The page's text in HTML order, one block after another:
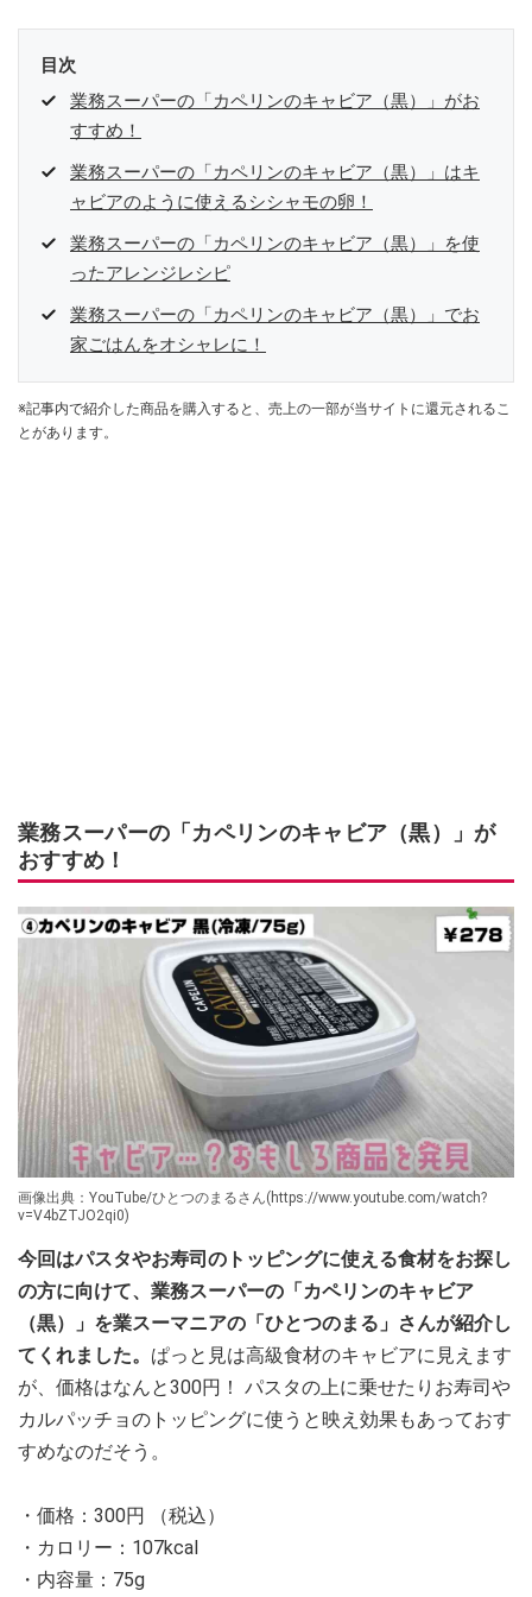
目次
業務スーパーの「カペリンのキャビア（黒）」がお
すすめ！
業務スーパーの「カペリンのキャビア（黒）」はキ
ャビアのように使えるシシャモの卵！
業務スーパーの「カペリンのキャビア（黒）」を使
ったアレンジレシピ
業務スーパーの「カペリンのキャビア（黒）」でお
家ごはんをオシャレに！
※記事内で紹介した商品を購入すると、売上の一部が当サイトに還元されるこ
とがあります。
業務スーパーの「カペリンのキャビア（黒）」が
おすすめ！
画像出典：YouTube/ひとつのまるさん(https://www.youtube.com/watch?
v=V4bZTJO2qi0)
今回はパスタやお寿司のトッピングに使える食材をお探し
の方に向けて、業務スーパーの「カペリンのキャビア
（黒）」を業スーマニアの「ひとつのまる」さんが紹介し
てくれました。 ぱっと見は高級食材のキャビアに見えます
が、価格はなんと300円！ パスタの上に乗せたりお寿司や
カルパッチョのトッピングに使うと映え効果もあっておす
すめなのだそう。
・価格：300円 （税込）
・カロリー：107kcal
・内容量：75g